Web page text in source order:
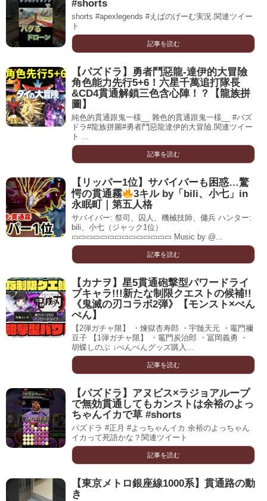
#shorts
shorts #apexlegends #えばのげーむ実況.関連ツイー
ト
記事を読む
【パズドラ】勇者鬥惡龍-達伊的大冒險
角色能力先行5+6！六星千萬追打隊長
&CD4貫通解鎖三色含心陣！？【龍族拼
圖】
純色的貫通跟鬼一樣__ 雜色的貫通跟鬼一樣__ #パズ
ドラ#龍族拼圖#勇者鬥惡龍達伊的大冒險.関連ツイー
ト ...
記事を読む
【リッパー1位】サバイバーも困惑…驚
愕の貫通霧
3キル by「bili、小七」in
永眠町｜第五人格
サバイバー: 祭司、囚人、機械技師、傭兵 ハンター:
bili、小七（ジャック1位）
▭▭▭▭▭▭▭▭▭▭▭▭▭▭ Music by @...
記事を読む
【カナヲ】星5貫通砲撃型パワードライ
ブキャラ!!!新たな制限クエストの候補!!
《鬼滅の刃コラボ2弾》【モンスト×ぺん
ぺん】
【2弾ガチャ限】 ・煉獄杏寿郎 ・宇髄天元 ・竈門禰
豆子 【1弾ガチャ限】 ・竈門炭治郎 ・冨岡義勇 ・
胡蝶しのぶ ↓ぺんぺんグッズ購入...
記事を読む
【パズドラ】アヌビス×ラジョアループ
で無効貫通してもカンストは余裕のよっ
ちゃんイカで草 #shorts
パズドラ #正月 #よっちゃんイカ 余裕のよっちゃん
イカって死語かな？関連ツイート
記事を読む
【東京メトロ銀座線1000系】貫通路の動
き